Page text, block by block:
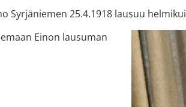
Syrjäniemen 25.4.1918 lausuu
Einon lausuman